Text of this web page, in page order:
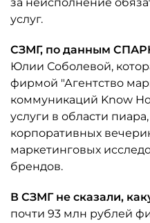
услуг.
СЗМГ, по данным
Юлии Соболевой,
фирмой "Агентство
коммуникаций Know
услуги в области
корпоративных
маркетинговых
брендов.
В СЗМГ не сказали,
почти 93 млн рублей